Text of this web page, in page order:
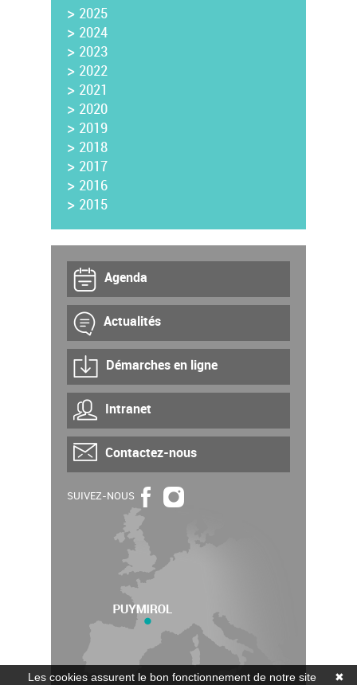
> 2025
> 2024
> 2023
> 2022
> 2021
> 2020
> 2019
> 2018
> 2017
> 2016
> 2015
Agenda
Actualités
Démarches en ligne
Intranet
Contactez-nous
SUIVEZ-NOUS
✖
Les cookies assurent le bon fonctionnement de notre site